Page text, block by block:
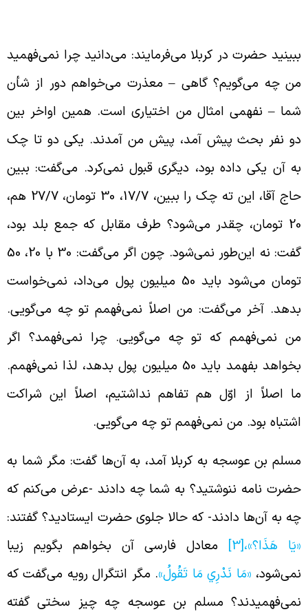
حضرت در کربلا می‌فرمایند: می‌دانید چرا نمی‌فهمید
چه می‌گویم؟ گاهی – معذرت می‌خواهم دور از شأن
– نفهمی امثال من اختیاری است. همین اواخر بین
نفر بحث پیش آمد، پیش من آمدند. یکی دو تا چک
آن یکی داده بود، دیگری قبول نمی‌کرد. می‌گفت: ببین
حاج آقا، این ته چک را ببین، 17/7، 30 تومان، 27/7 هم،
20 تومان، چقدر می‌شود؟ طرف مقابل که جمع بلد بود،
گفت: نه این‌طور نمی‌شود. چون اگر می‌گفت: 30 با 20، 50
تومان می‌شود باید 50 میلیون پول می‌داد، نمی‌خواست
آخر می‌گفت: من اصلاً نمی‌فهمم تو چه می‌گویی.
نمی‌فهمم که تو چه می‌گویی. چرا نمی‌فهمد؟ اگر
بخواهد بفهمد باید 50 میلیون پول بدهد، لذا نمی‌فهمم.
اصلاً از اوّل هم تفاهم نداشتیم، اصلاً این شراکت
بود. من نمی‌فهمم تو چه می‌گویی.
بن عوسجه به کربلا آمد، به آن‌ها گفت: مگر شما به
نامه ننوشتید؟ به شما چه دادند -عرض می‌کنم که
به آن‌ها دادند- که حالا جلوی حضرت ایستادید؟ گفتند:
هَذَا؟»،[3]
معادل فارسی آن بخواهم بگویم زیبا
«مَا نَدْرِي مَا تَقُولُ». مگر انتگرال رویه می‌گفت که
مسلم بن عوسجه چه چیز سختی گفته